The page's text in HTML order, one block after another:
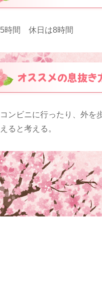
5時間 休日は8時間
オススメの息抜
コンビニに行ったり、外を
えると考える。